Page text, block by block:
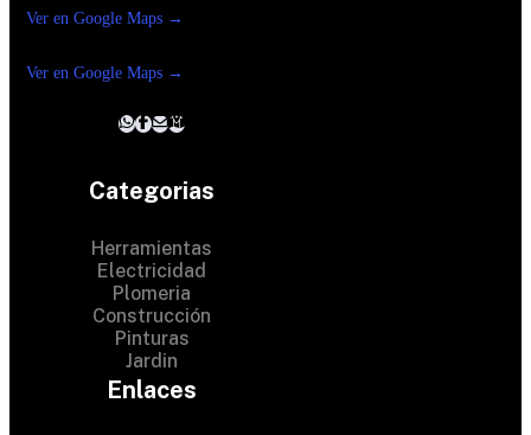
Ver en Google Maps →
Ver en Google Maps →
Categorias
Herramientas
Electricidad
Plomeria
Construcción
Pinturas
Jardin
Enlaces